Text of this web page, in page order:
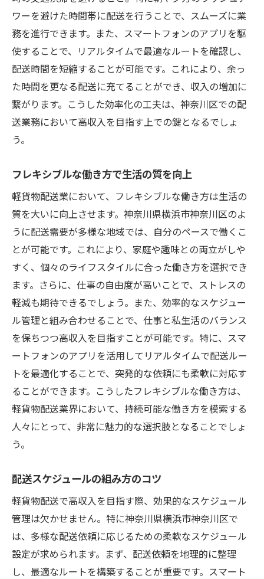
ワーを避けた時間帯に配送を行うことで、スムーズに業
務を進行できます。また、スマートフォンのアプリを駆
使することで、リアルタイムで最適なルートを確認し、
配送時間を短縮することが可能です。これにより、余っ
た時間を更なる配送に充てることができ、収入の増加に
繋がります。こうした効率化の工夫は、神奈川区での配
送業務において高収入を目指す上での鍵となるでしょ
う。
フレキシブルな働き方で生活の質を向上
軽貨物配送業において、フレキシブルな働き方は生活の
質を大いに向上させます。神奈川県横浜市神奈川区のよ
うに配送需要が多様な地域では、自分のペースで働くこ
とが可能です。これにより、家庭や趣味との両立がしや
すく、個々のライフスタイルに合った働き方を選択でき
ます。さらに、仕事の自由度が高いことで、ストレスの
軽減も期待できるでしょう。また、効率的なスケジュー
ル管理と組み合わせることで、仕事と私生活のバランス
を保ちつつ高収入を目指すことが可能です。特に、スマ
ートフォンのアプリを活用してリアルタイムで配送ルー
トを最適化することで、突発的な依頼にも柔軟に対応す
ることができます。こうしたフレキシブルな働き方は、
軽貨物配送業界において、持続可能な働き方を模索する
人々にとって、非常に魅力的な選択肢となることでしょ
う。
配送スケジュールの組み方のコツ
軽貨物配送で高収入を目指す際、効果的なスケジュール
管理は欠かせません。特に神奈川県横浜市神奈川区で
は、多様な配送依頼に応じるための柔軟なスケジュール
設定が求められます。まず、配送依頼を地理的に整理
し、最適なルートを構築することが重要です。スマート